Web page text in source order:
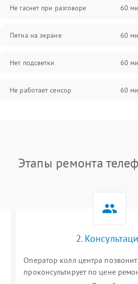
Не гаснет при разговоре 60
Пятна на экране 60
Нет подсветки 60
Не работает сенсор 60
Не работает Face ID 60 мин
Этапы ремонта
2.
Оператор колл центра
проконсультирует по цене